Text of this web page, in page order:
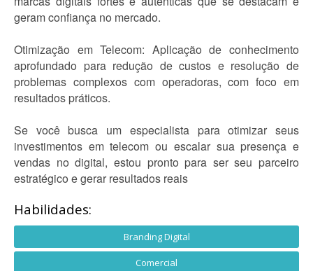
geram confiança no mercado.
Otimização em Telecom: Aplicação de conhecimento
aprofundado para redução de custos e resolução de
problemas complexos com operadoras, com foco em
resultados práticos.
Se você busca um especialista para otimizar seus
investimentos em telecom ou escalar sua presença e
vendas no digital, estou pronto para ser seu parceiro
estratégico e gerar resultados reais
Habilidades:
Branding Digital
Comercial